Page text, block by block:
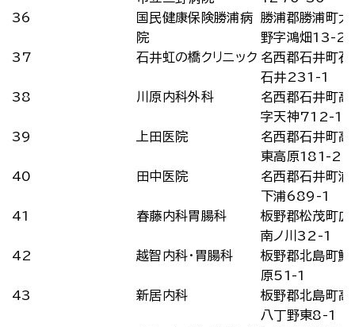
36
国民健康保険勝浦病
院
勝浦郡勝浦町大
野字鴻畑13-2
37
石井虹の橋クリニック 名西郡石井町石
石井231-1
38
川原内科外科
名西郡石井町高
字天神712-1
39
上田医院
名西郡石井町高
東高原181-2
40
田中医院
名西郡石井町浦
下浦689-1
41
春藤内科胃腸科
板野郡松茂町広
南ノ川32-1
42
越智内科・胃腸科
板野郡北島町鯛
原51-1
43
新居内科
板野郡北島町高
八丁野東8-1